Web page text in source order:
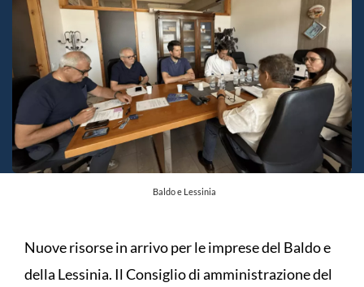
Baldo e Lessinia
Nuove risorse in arrivo per le imprese del Baldo e
della Lessinia. Il Consiglio di amministrazione del